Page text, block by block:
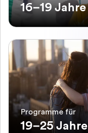
16–19 Jahre
Programme für
19–25 Jahre